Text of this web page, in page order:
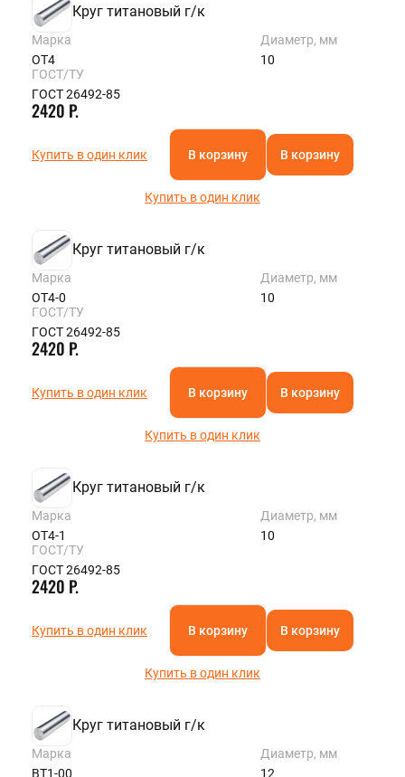
Круг титановый г/к
Марка
ОТ4
Диаметр, мм
10
ГОСТ/ТУ
ГОСТ 26492-85
2420 Р.
Купить в один клик В корзину В корзину
Купить в один клик
Круг титановый г/к
Марка
ОТ4-0
Диаметр, мм
10
ГОСТ/ТУ
ГОСТ 26492-85
2420 Р.
Купить в один клик В корзину В корзину
Купить в один клик
Круг титановый г/к
Марка
ОТ4-1
Диаметр, мм
10
ГОСТ/ТУ
ГОСТ 26492-85
2420 Р.
Купить в один клик В корзину В корзину
Купить в один клик
Круг титановый г/к
Марка
ВТ1-00
Диаметр, мм
12